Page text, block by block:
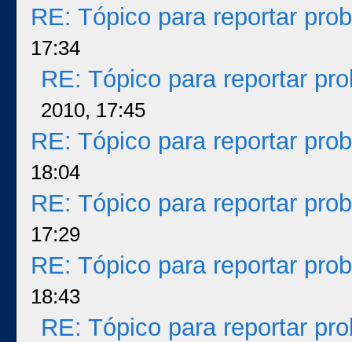
RE: Tópico para reportar
17:34
RE: Tópico para reportar
2010, 17:45
RE: Tópico para reportar
18:04
RE: Tópico para reportar
17:29
RE: Tópico para reportar
18:43
RE: Tópico para reportar